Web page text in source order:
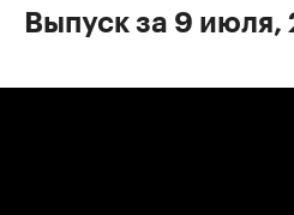
Выпуск за 9 июля,